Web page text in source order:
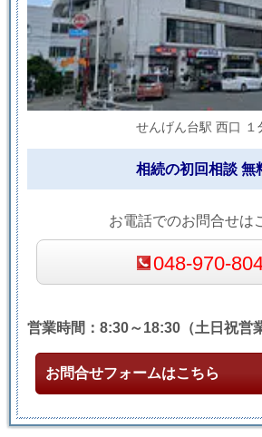
せんげん台駅 西口 １
相続の初回相談 無
お電話でのお問合せは
048-970-
営業時間：8:30～18:30（土日祝営
お問合せフォームはこちら